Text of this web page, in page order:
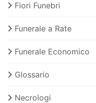
Fiori Funebri
Funerale a Rate
Funerale Economico
Glossario
Necrologi